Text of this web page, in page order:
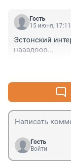
Гость
15 июня, 17:11
Эстонский
нааадооо...
Гость
Войти